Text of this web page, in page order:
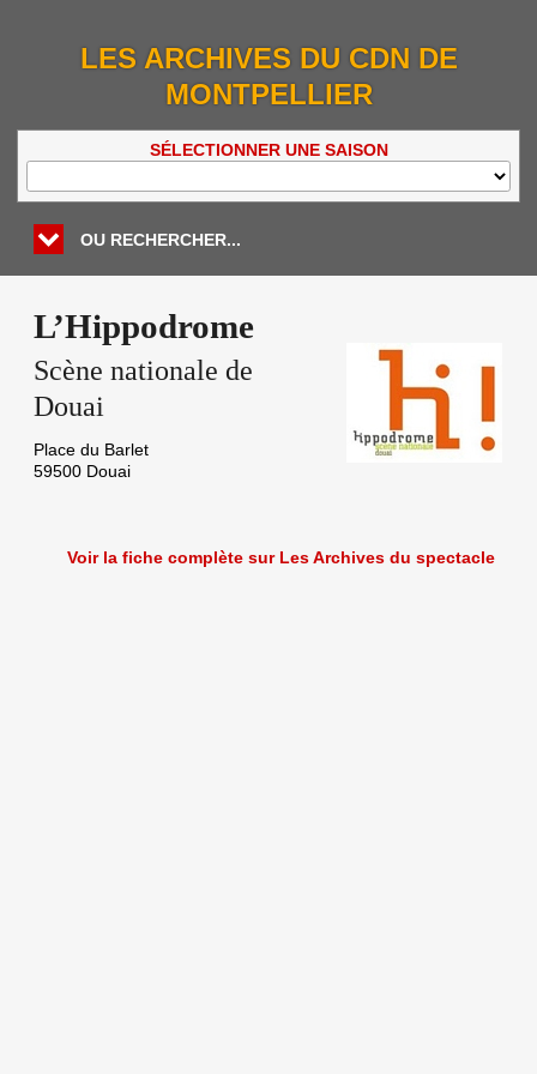
LES ARCHIVES DU CDN DE
MONTPELLIER
SÉLECTIONNER UNE SAISON
OU RECHERCHER...
L’Hippodrome
Scène nationale de
Douai
Place du Barlet
59500 Douai
Voir la fiche complète sur Les Archives du spectacle